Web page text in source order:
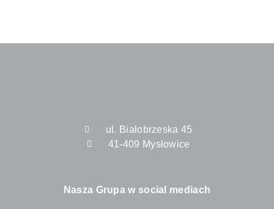
ul. Białobrzeska 45
41-409 Mysłowice
Nasza Grupa w social mediach